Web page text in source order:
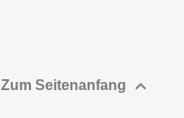
Zum Seitenanfang 